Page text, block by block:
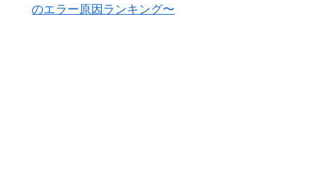
のエラー原因ランキング〜